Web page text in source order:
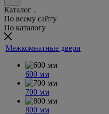
Каталог
По всему сайту
По каталогу
Межкомнатные двери
600 мм
700 мм
800 мм